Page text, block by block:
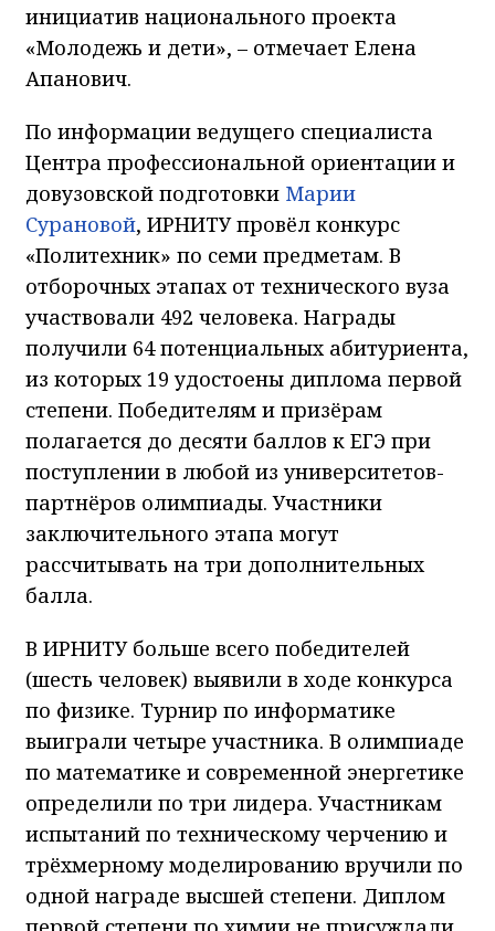
инициатив национального проекта
«Молодежь и дети», – отмечает Елена
Апанович.
По информации ведущего специалиста
Центра профессиональной ориентации и
довузовской подготовки Марии
Сурановой, ИРНИТУ провёл конкурс
«Политехник» по семи предметам. В
отборочных этапах от технического вуза
участвовали 492 человека. Награды
получили 64 потенциальных абитуриента,
из которых 19 удостоены диплома первой
степени. Победителям и призёрам
полагается до десяти баллов к ЕГЭ при
поступлении в любой из университетов-
партнёров олимпиады. Участники
заключительного этапа могут
рассчитывать на три дополнительных
балла.
В ИРНИТУ больше всего победителей
(шесть человек) выявили в ходе конкурса
по физике. Турнир по информатике
выиграли четыре участника. В олимпиаде
по математике и современной энергетике
определили по три лидера. Участникам
испытаний по техническому черчению и
трёхмерному моделированию вручили по
одной награде высшей степени. Диплом